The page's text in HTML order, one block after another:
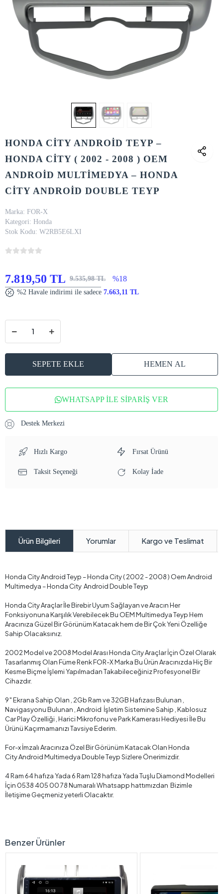
HONDA CİTY ANDROİD TEYP –
HONDA CİTY ( 2002 - 2008 ) OEM
ANDROİD MULTİMEDYA – HONDA
CİTY ANDROİD DOUBLE TEYP
Marka: FOR-X
Kategori: Honda
Stok Kodu: W2RB5E6LXI
7.819,50 TL 9.535,98 TL %18
%2 Havale indirimi ile sadece 7.663,11 TL
SEPETE EKLE HEMEN AL
WHATSAPP İLE SİPARİŞ VER
Destek Merkezi
Hızlı Kargo Fırsat Ürünü
Taksit Seçeneği Kolay İade
Ürün Bilgileri Yorumlar Kargo ve Teslimat
Honda City Android Teyp – Honda City ( 2002 - 2008 ) Oem Android
Multimedya – Honda City Android Double Teyp
Honda City Araçlar İle Birebir Uyum Sağlayan ve Aracın Her
Fonksiyonuna Karşılık Verebilecek Bu OEM Multimedya Teyp Hem
Aracınıza Güzel Bir Görünüm Katacak hem de Bir Çok Yeni Özelliğe
Sahip Olacaksınız.
2002 Model ve 2008 Model Arası Honda City Araçlar İçin Özel Olarak
Tasarlanmış Olan Füme Renk FOR-X Marka Bu Ürün Aracınızda Hiç Bir
Kesme Biçme İşlemi Yapılmadan Takabileceğiniz Profesyonel Bir
Cihazdır.
9″ Ekrana Sahip Olan , 2Gb Ram ve 32GB Hafızası Bulunan ,
Navigasyonu Bulunan , Android İşletim Sistemine Sahip , Kablosuz
Car Play Özelliği , Harici Mikrofonu ve Park Kamerası Hediyesi İle Bu
Ürünü Kaçırmamanızı Tavsiye Ederim.
For-x İmzalı Aracınıza Özel Bir Görünüm Katacak Olan Honda
City Android Multimedya Double Teyp Sizlere Önerimizdir.
4 Ram 64 hafıza Yada 6 Ram 128 hafıza Yada Tuşlu Diamond Modelleri
İçin 0538 405 00 78 Numaralı Whatsapp hattımızdan Bizimle
İletişime Geçmeniz yeterli Olacaktır.
Benzer Ürünler